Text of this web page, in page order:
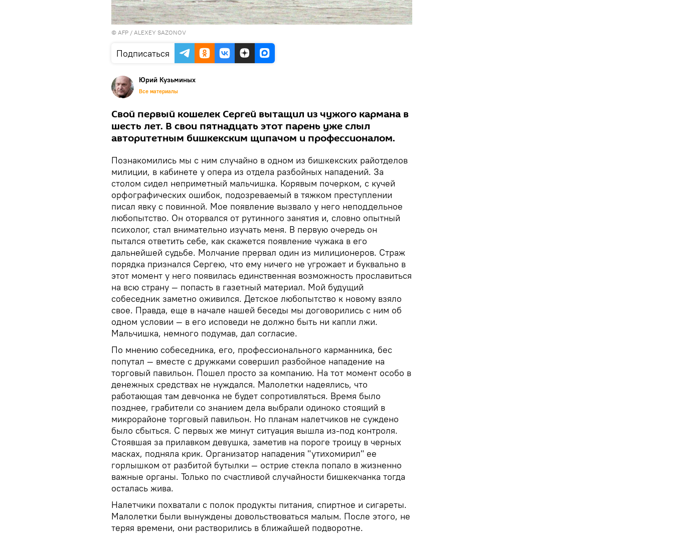
© AFP / ALEXEY SAZONOV
Подписаться
Юрий Кузьминых
Все материалы
Свой первый кошелек Сергей вытащил из чужого кармана в
шесть лет. В свои пятнадцать этот парень уже слыл
авторитетным бишкекским щипачом и профессионалом.
Познакомились мы с ним случайно в одном из бишкекских райотделов
милиции, в кабинете у опера из отдела разбойных нападений. За
столом сидел неприметный мальчишка. Корявым почерком, с кучей
орфографических ошибок, подозреваемый в тяжком преступлении
писал явку с повинной. Мое появление вызвало у него неподдельное
любопытство. Он оторвался от рутинного занятия и, словно опытный
психолог, стал внимательно изучать меня. В первую очередь он
пытался ответить себе, как скажется появление чужака в его
дальнейшей судьбе. Молчание прервал один из милиционеров. Страж
порядка признался Сергею, что ему ничего не угрожает и буквально в
этот момент у него появилась единственная возможность прославиться
на всю страну — попасть в газетный материал. Мой будущий
собеседник заметно оживился. Детское любопытство к новому взяло
свое. Правда, еще в начале нашей беседы мы договорились с ним об
одном условии — в его исповеди не должно быть ни капли лжи.
Мальчишка, немного подумав, дал согласие.
По мнению собеседника, его, профессионального карманника, бес
попутал — вместе с дружками совершил разбойное нападение на
торговый павильон. Пошел просто за компанию. На тот момент особо в
денежных средствах не нуждался. Малолетки надеялись, что
работающая там девчонка не будет сопротивляться. Время было
позднее, грабители со знанием дела выбрали одиноко стоящий в
микрорайоне торговый павильон. Но планам налетчиков не суждено
было сбыться. С первых же минут ситуация вышла из-под контроля.
Стоявшая за прилавком девушка, заметив на пороге троицу в черных
масках, подняла крик. Организатор нападения "утихомирил" ее
горлышком от разбитой бутылки — острие стекла попало в жизненно
важные органы. Только по счастливой случайности бишкекчанка тогда
осталась жива.
Налетчики похватали с полок продукты питания, спиртное и сигареты.
Малолетки были вынуждены довольствоваться малым. После этого, не
теряя времени, они растворились в ближайшей подворотне.